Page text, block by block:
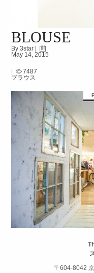
BLOUSE
By 3star |
May 14, 2015
7487
ブラウス
〒604-8042